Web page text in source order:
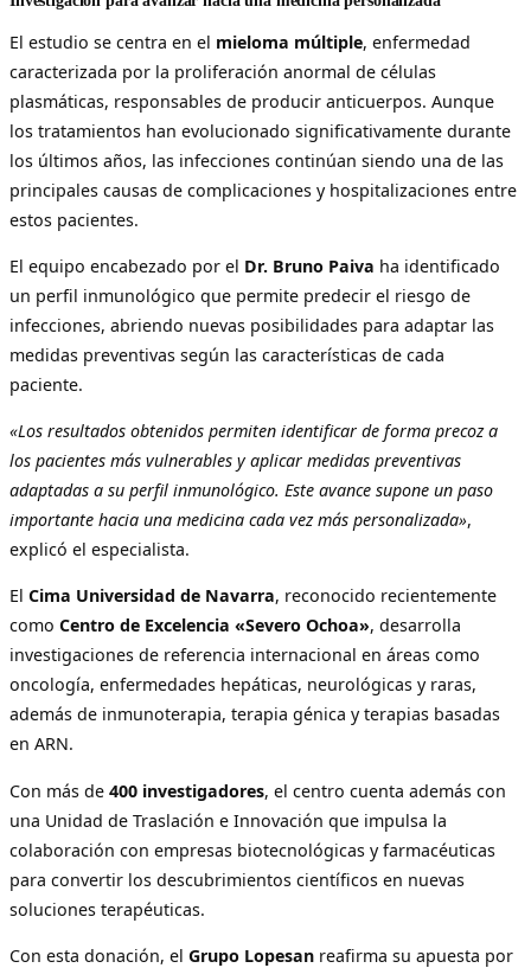
El estudio se centra en el mieloma múltiple, enfermedad
caracterizada por la proliferación anormal de células
plasmáticas, responsables de producir anticuerpos. Aunque
los tratamientos han evolucionado significativamente durante
los últimos años, las infecciones continúan siendo una de las
principales causas de complicaciones y hospitalizaciones entre
estos pacientes.
El equipo encabezado por el Dr. Bruno Paiva ha identificado
un perfil inmunológico que permite predecir el riesgo de
infecciones, abriendo nuevas posibilidades para adaptar las
medidas preventivas según las características de cada
paciente.
«Los resultados obtenidos permiten identificar de forma precoz a
los pacientes más vulnerables y aplicar medidas preventivas
adaptadas a su perfil inmunológico. Este avance supone un paso
importante hacia una medicina cada vez más personalizada»,
explicó el especialista.
El Cima Universidad de Navarra, reconocido recientemente
como Centro de Excelencia «Severo Ochoa», desarrolla
investigaciones de referencia internacional en áreas como
oncología, enfermedades hepáticas, neurológicas y raras,
además de inmunoterapia, terapia génica y terapias basadas
en ARN.
Con más de 400 investigadores, el centro cuenta además con
una Unidad de Traslación e Innovación que impulsa la
colaboración con empresas biotecnológicas y farmacéuticas
para convertir los descubrimientos científicos en nuevas
soluciones terapéuticas.
Con esta donación, el Grupo Lopesan reafirma su apuesta por